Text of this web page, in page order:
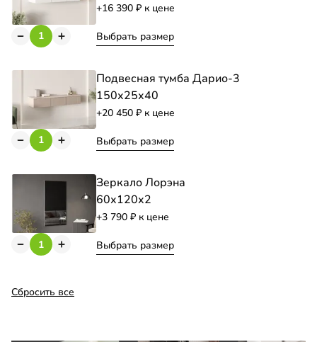
+16 390 к цене
Выбрать размер
Подвесная тумба Дарио-3
150х25х40
+20 450 к цене
Выбрать размер
Зеркало Лорэна
60х120х2
+3 790 к цене
Выбрать размер
Сбросить все